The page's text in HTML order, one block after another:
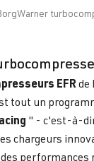
EFRde
tout un
" - c'est-à-
chargeurs
performances